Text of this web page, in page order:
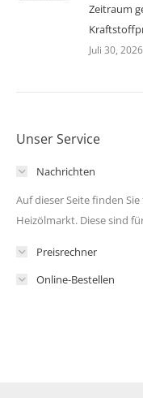
Zeitraum
Juli 30, 2026
Unser Service
Nachrichten
Auf dieser Seite finden
Heizölmarkt. Diese sind
Preisrechner
Online-Bestellen